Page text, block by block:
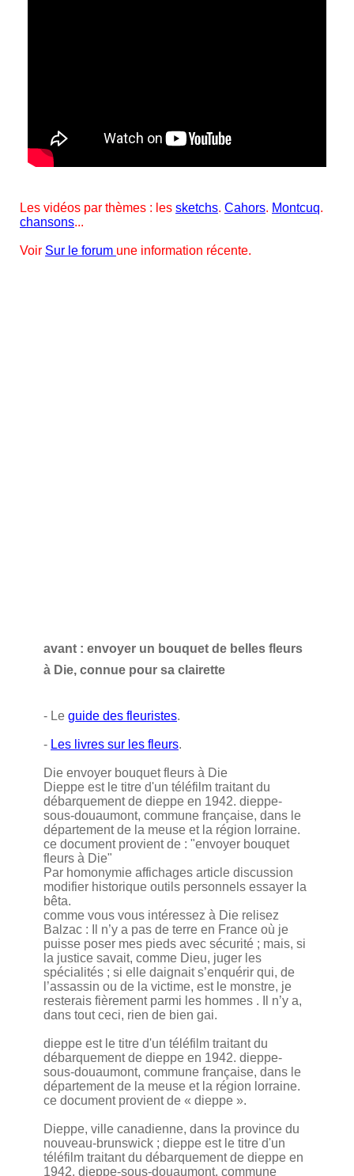
Les vidéos par thèmes : les sketchs. Cahors. Montcuq.
chansons...
Voir Sur le forum une information récente.
avant : envoyer un bouquet de belles fleurs
à Die, connue pour sa clairette
- Le guide des fleuristes.
- Les livres sur les fleurs.
Die envoyer bouquet fleurs à Die
Dieppe est le titre d'un téléfilm traitant du
débarquement de dieppe en 1942. dieppe-
sous-douaumont, commune française, dans le
département de la meuse et la région lorraine.
ce document provient de : "envoyer bouquet
fleurs à Die"
Par homonymie affichages article discussion
modifier historique outils personnels essayer la
bêta.
comme vous vous intéressez à Die relisez
Balzac : Il n’y a pas de terre en France où je
puisse poser mes pieds avec sécurité ; mais, si
la justice savait, comme Dieu, juger les
spécialités ; si elle daignait s’enquérir qui, de
l’assassin ou de la victime, est le monstre, je
resterais fièrement parmi les hommes . Il n’y a,
dans tout ceci, rien de bien gai.
dieppe est le titre d'un téléfilm traitant du
débarquement de dieppe en 1942. dieppe-
sous-douaumont, commune française, dans le
département de la meuse et la région lorraine.
ce document provient de « dieppe ».
Dieppe, ville canadienne, dans la province du
nouveau-brunswick ; dieppe est le titre d'un
téléfilm traitant du débarquement de dieppe en
1942. dieppe-sous-douaumont, commune